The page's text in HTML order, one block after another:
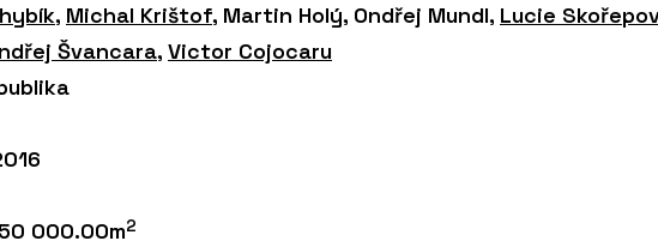
, Michal Krištof, Martin Holý, Ondřej Mundl, Lucie
Švancara, Victor Cojocaru
50 000.00m2